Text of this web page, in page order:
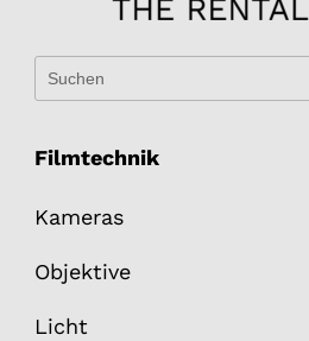
Filmtechnik
Kameras
Objektive
Licht